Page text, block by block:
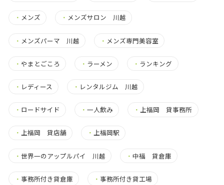
・ メンズ ・ メンズサロン 川越
・ メンズパーマ 川越 ・ メンズ専門美容室
・ やまとごころ ・ ラーメン ・ ランキング
・ レディース ・ レンタルジム 川越
・ ロードサイド ・一人飲み ・上福岡 貸事務所
・ 上福岡 貸店舗 ・上福岡駅
・ 世界一のアップルパイ 川越 ・中福 貸倉庫
・ 事務所付き貸倉庫 ・ 事務所付き貸工場